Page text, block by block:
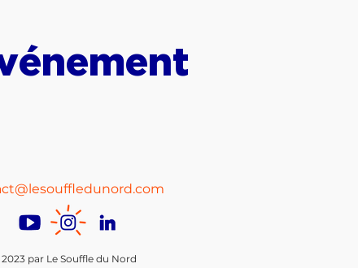
par Le Souffle du Nord